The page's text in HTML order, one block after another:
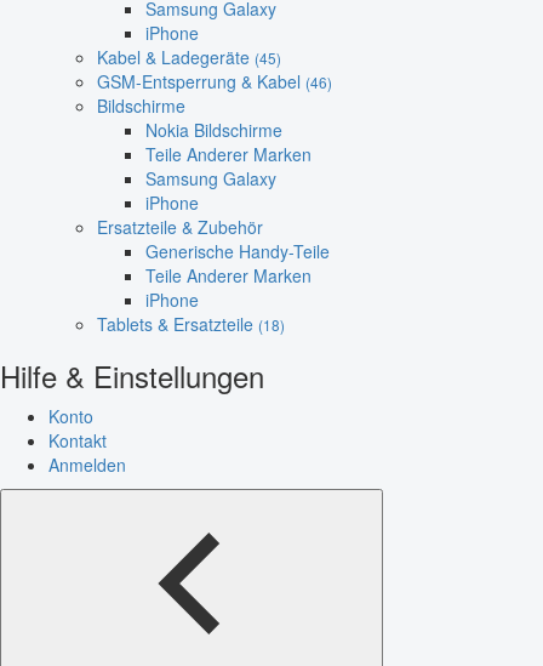
Samsung Galaxy
iPhone
Kabel & Ladegeräte (45)
GSM-Entsperrung & Kabel (46)
Bildschirme
Nokia Bildschirme
Teile Anderer Marken
Samsung Galaxy
iPhone
Ersatzteile & Zubehör
Generische Handy-Teile
Teile Anderer Marken
iPhone
Tablets & Ersatzteile (18)
Hilfe & Einstellungen
Konto
Kontakt
Anmelden